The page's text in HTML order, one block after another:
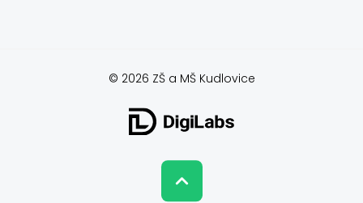
© 2026 ZŠ a MŠ Kudlovice